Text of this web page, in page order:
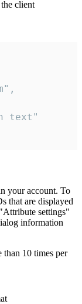
client
text"
your account. To
that are displayed
settings"
information
10 times per